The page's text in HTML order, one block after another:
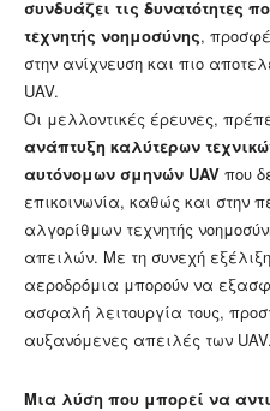
συνδυάζει τις δυνατότητες
τεχνητής νοημοσύνης,
στην ανίχνευση και πιο
UAV.
Οι μελλοντικές έρευνες,
ανάπτυξη καλύτερων
αυτόνομων σμηνών UAV που
επικοινωνία, καθώς και στην
αλγορίθμων τεχνητής
απειλών. Με τη συνεχή
αεροδρόμια μπορούν να
ασφαλή λειτουργία τους,
αυξανόμενες απειλές των UAV.
Μια λύση που μπορεί να